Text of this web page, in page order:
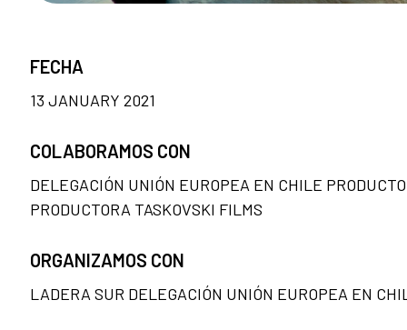
FECHA
13 JANUARY 2021
COLABORAMOS CON
DELEGACIÓN UNIÓN EUROPEA EN CHILE
PRODUCTORA TASKOVSKI FILMS
ORGANIZAMOS CON
LADERA SUR DELEGACIÓN UNIÓN EUROPEA EN